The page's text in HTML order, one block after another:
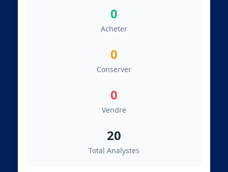
0
Acheter
0
Conserver
0
Vendre
20
Total Analystes